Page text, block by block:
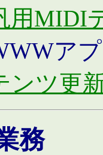
用MIDI
ア
ンツ更
務